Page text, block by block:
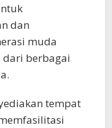
dan
muda
dari berbagai
tempat